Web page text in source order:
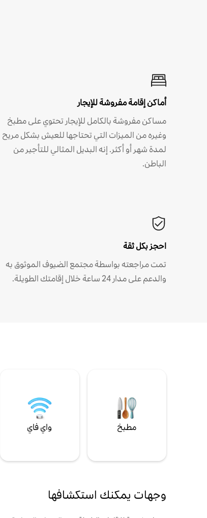
أماكن إقامة مفروشة للإيجار
مساكن مفروشة بالكامل للإيجار تحتوي على مطبخ
وغيره من الميزات التي تحتاجها للعيش بشكل مريح
لمدة شهر أو أكثر. إنه البديل المثالي للتأجير من
الباطن.
احجز بكل ثقة
تمت مراجعته بواسطة مجتمع الضيوف الموثوق به
والدعم على مدار 24 ساعة خلال إقامتك الطويلة.
مطبخ واي فاي
وجهات يمكنك استكشافها